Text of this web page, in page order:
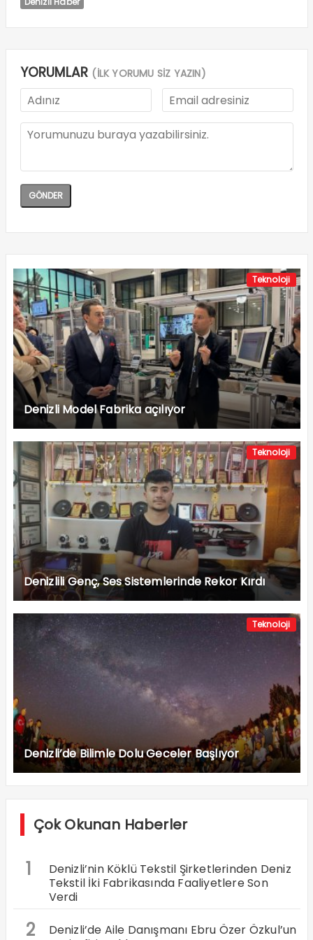
YORUMLAR (İLK YORUMU SİZ YAZIN)
Teknoloji
Denizli Model Fabrika açılıyor
Teknoloji
Denizlili Genç, Ses Sistemlerinde Rekor Kırdı
Teknoloji
Denizli’de Bilimle Dolu Geceler Başlıyor
Çok Okunan Haberler
1
Denizli’nin Köklü Tekstil Şirketlerinden Deniz
Tekstil İki Fabrikasında Faaliyetlere Son
Verdi
2
Denizli’de Aile Danışmanı Ebru Özer Özkul’un